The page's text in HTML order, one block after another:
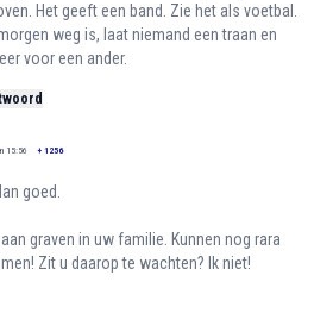
Het geeft een band. Zie het als voetbal.
weg is, laat niemand een traan en
voor een ander.
15:56 + 1256
goed.
graven in uw familie. Kunnen nog rara
Zit u daarop te wachten? Ik niet!